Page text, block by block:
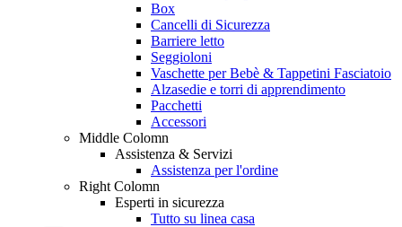
Box
Cancelli di Sicurezza
Barriere letto
Seggioloni
Vaschette per Bebè & Tappetini Fasciatoio
Alzasedie e torri di apprendimento
Pacchetti
Accessori
Middle Colomn
Assistenza & Servizi
Assistenza per l'ordine
Right Colomn
Esperti in sicurezza
Tutto su linea casa